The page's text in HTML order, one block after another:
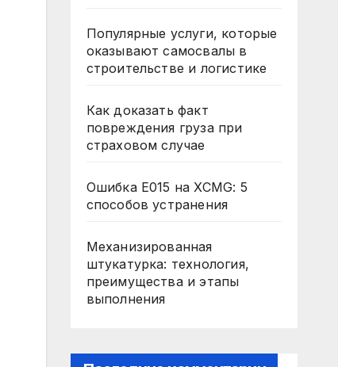
Популярные услуги, которые
оказывают самосвалы в
строительстве и логистике
Как доказать факт
повреждения груза при
страховом случае
Ошибка E015 на XCMG: 5
способов устранения
Механизированная
штукатурка: технология,
преимущества и этапы
выполнения